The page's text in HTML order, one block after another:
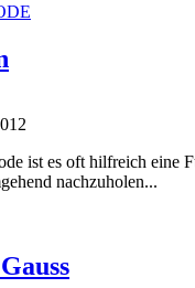
ist es oft hilfreich
nachzuholen...